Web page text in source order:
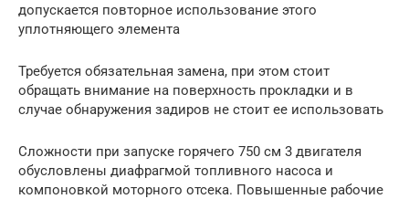
допускается повторное использование этого
уплотняющего элемента
Требуется обязательная замена, при этом стоит
обращать внимание на поверхность прокладки и в
случае обнаружения задиров не стоит ее использовать
Сложности при запуске горячего 750 см 3 двигателя
обусловлены диафрагмой топливного насоса и
компоновкой моторного отсека. Повышенные рабочие